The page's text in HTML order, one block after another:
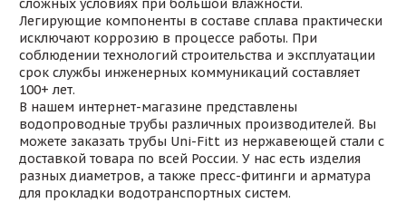
сложных условиях при большой влажности.
Легирующие компоненты в составе сплава практически
исключают коррозию в процессе работы. При
соблюдении технологий строительства и эксплуатации
срок службы инженерных коммуникаций составляет
100+ лет.
В нашем интернет-магазине представлены
водопроводные трубы различных производителей. Вы
можете заказать трубы Uni-Fitt из нержавеющей стали с
доставкой товара по всей России. У нас есть изделия
разных диаметров, а также пресс-фитинги и арматура
для прокладки водотранспортных систем.